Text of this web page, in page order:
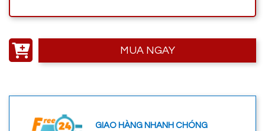
MUA NGAY
GIAO HÀNG NHANH CHÓNG